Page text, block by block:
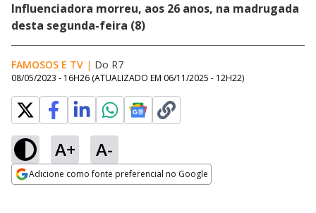
Influenciadora morreu, aos 26 anos, na madrugada
desta segunda-feira (8)
FAMOSOS E TV | Do R7
08/05/2023 - 16H26 (ATUALIZADO EM 06/11/2025 - 12H22)
A+ A-
Adicione como fonte preferencial no Google